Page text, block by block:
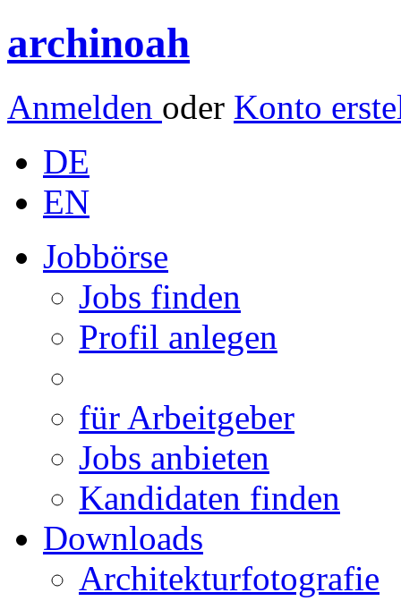
archinoah
Anmelden oder Konto
DE
EN
Jobbörse
Jobs finden
Profil anlegen
für Arbeitgeber
Jobs anbieten
Kandidaten finden
Downloads
Architekturfotografie